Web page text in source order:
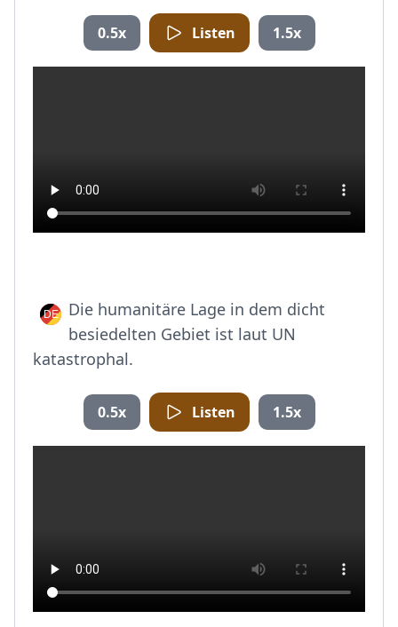
0.5x Listen 1.5x
Die humanitäre Lage in dem dicht
besiedelten Gebiet ist laut UN
katastrophal.
0.5x Listen 1.5x